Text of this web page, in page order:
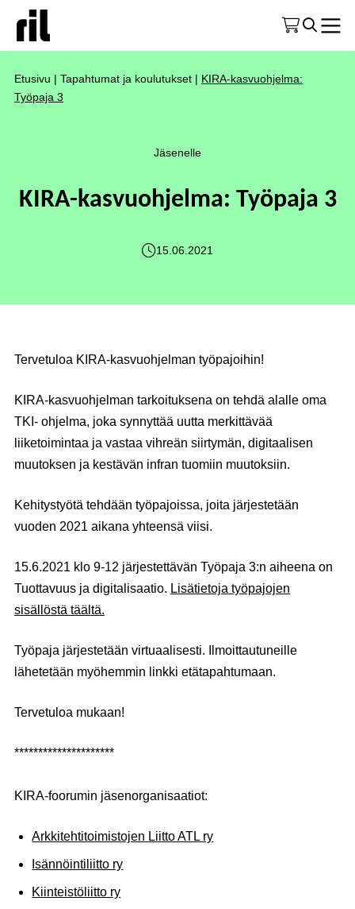
Etusivu | Tapahtumat ja koulutukset | KIRA-kasvuohjelma:
Työpaja 3
Jäsenelle
KIRA-kasvuohjelma: Työpaja 3
15.06.2021
Tervetuloa KIRA-kasvuohjelman työpajoihin!
KIRA-kasvuohjelman tarkoituksena on tehdä alalle oma
TKI- ohjelma, joka synnyttää uutta merkittävää
liiketoimintaa ja vastaa vihreän siirtymän, digitaalisen
muutoksen ja kestävän infran tuomiin muutoksiin.
Kehitystyötä tehdään työpajoissa, joita järjestetään
vuoden 2021 aikana yhteensä viisi.
15.6.2021 klo 9-12 järjestettävän Työpaja 3:n aiheena on
Tuottavuus ja digitalisaatio. Lisätietoja työpajojen
sisällöstä täältä.
Työpaja järjestetään virtuaalisesti. Ilmoittautuneille
lähetetään myöhemmin linkki etätapahtumaan.
Tervetuloa mukaan!
*********************
KIRA-foorumin jäsenorganisaatiot:
Arkkitehtitoimistojen Liitto ATL ry
Isännöintiliitto ry
Kiinteistöliitto ry